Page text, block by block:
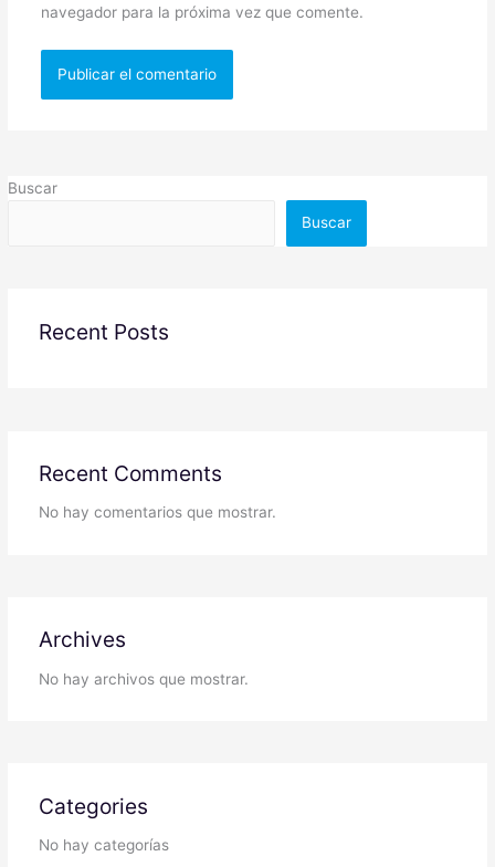
navegador para la próxima vez que comente.
Buscar
Buscar
Recent Posts
Recent Comments
No hay comentarios que mostrar.
Archives
No hay archivos que mostrar.
Categories
No hay categorías